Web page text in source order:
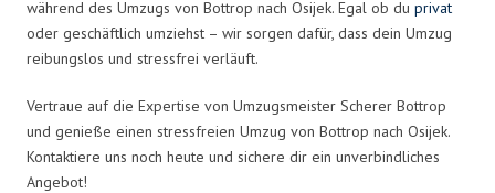
während des Umzugs von Bottrop nach Osijek. Egal ob du privat
oder geschäftlich umziehst – wir sorgen dafür, dass dein Umzug
reibungslos und stressfrei verläuft.
Vertraue auf die Expertise von Umzugsmeister Scherer Bottrop
und genieße einen stressfreien Umzug von Bottrop nach Osijek.
Kontaktiere uns noch heute und sichere dir ein unverbindliches
Angebot!